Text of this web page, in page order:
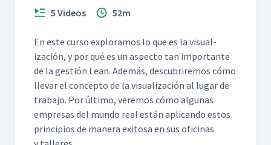
5 Videos 52m
En este cur­so explo­ramos lo que es la visu­al­
ización, y por qué es un aspec­to tan impor­tante
de la gestión Lean. Además, des­cubrire­mos cómo
lle­var el con­cep­to de la visu­al­ización al lugar de
tra­ba­jo. Por últi­mo, ver­e­mos cómo algu­nas
empre­sas del mun­do real están apli­can­do estos
prin­ci­p­ios de man­era exi­tosa en sus ofic­i­nas